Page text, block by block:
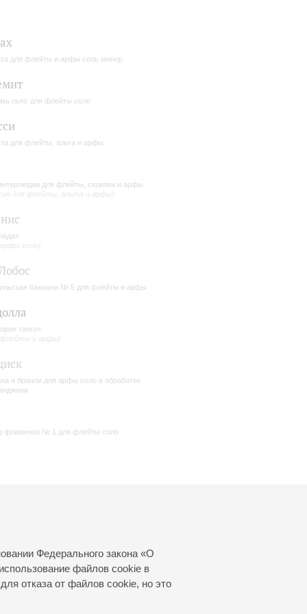
Федерального закона «О
файлов cookie в
отказа от файлов cookie, но это
для флейты и арфы соль минор
пьес для флейты соло
для флейты, альта и арфы
для флейты, скрипки и арфы
для флейты, альта и арфы)
соло)
бахиана № 5 для флейты и арфы
танго»
флейты и арфы)
и бранли для арфы соло в обработке
фламенко № 1 для флейты соло